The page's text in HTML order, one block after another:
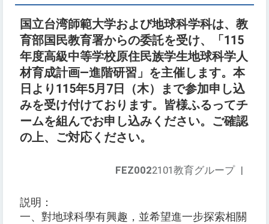
国立台湾師範大学および地球科学科は、教
育部国民教育署からの委託を受け、「115
年度高級中等学校原住民族学生地球科学人
材育成計画―進階研習」を主催します。本
日より115年5月7日（木）まで参加申し込
みを受け付けております。皆様ふるってチ
ームを組んでお申し込みください。ご確認
の上、ご対応ください。
FEZ0022101教育グループ |
説明：
一、對地球科學有興趣，並希望進一步探索相關